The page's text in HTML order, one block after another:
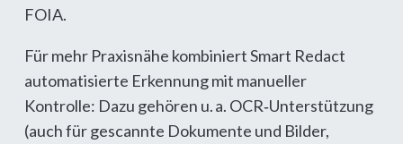
FOIA.
Für mehr Praxisnähe kombiniert Smart Redact
automatisierte Erkennung mit manueller
Kontrolle: Dazu gehören u. a. OCR‑Unterstützung
(auch für gescannte Dokumente und Bilder,